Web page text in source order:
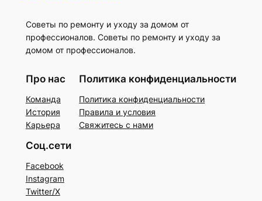
Советы по ремонту и уходу за домом от
профессионалов. Советы по ремонту и уходу за
домом от профессионалов.
Про нас
Команда
История
Карьера
Политика конфиденциальности
Политика конфиденциальности
Правила и условия
Свяжитесь с нами
Соц.сети
Facebook
Instagram
Twitter/X